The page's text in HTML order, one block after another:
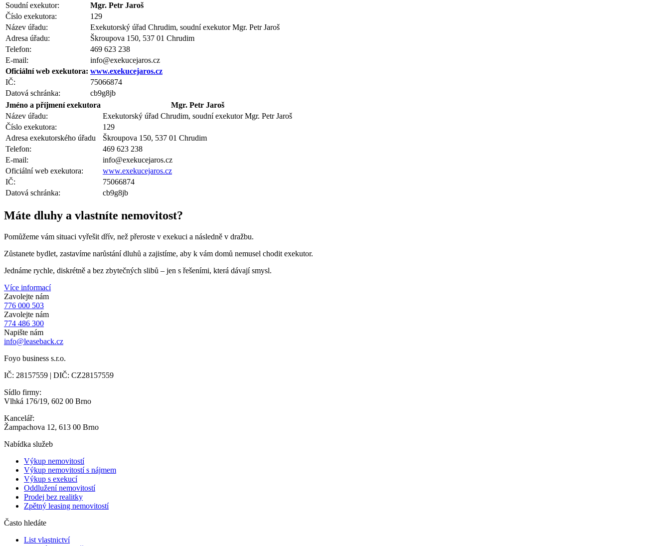
Soudní exekutor:
Mgr. Petr Jaroš
Číslo exekutora:
129
Název úřadu:
Exekutorský úřad Chrudim, soudní exekutor Mgr. Petr Jaroš
Adresa úřadu:
Škroupova 150, 537 01 Chrudim
Telefon:
469 623 238
E-mail:
info@exekucejaros.cz
Oficiální web exekutora: www.exekucejaros.cz
IČ:
75066874
Datová schránka:
cb9g8jb
Jméno a příjmení exekutora
Mgr. Petr Jaroš
Název úřadu:
Exekutorský úřad Chrudim, soudní exekutor Mgr. Petr Jaroš
Číslo exekutora:
129
Adresa exekutorského úřadu
Škroupova 150, 537 01 Chrudim
Telefon:
469 623 238
E-mail:
info@exekucejaros.cz
Oficiální web exekutora:
www.exekucejaros.cz
IČ:
75066874
Datová schránka:
cb9g8jb
Máte dluhy a vlastníte nemovitost?
Pomůžeme vám situaci vyřešit dřív, než přeroste v exekuci a následně v dražbu.
Zůstanete bydlet, zastavíme narůstání dluhů a zajistíme, aby k vám domů nemusel chodit exekutor.
Jednáme rychle, diskrétně a bez zbytečných slibů – jen s řešeními, která dávají smysl.
Více informací
Zavolejte nám
776 000 503
Zavolejte nám
774 486 300
Napište nám
info@leaseback.cz
Foyo business s.r.o.
IČ: 28157559 | DIČ: CZ28157559
Sídlo firmy:
Vlhká 176/19, 602 00 Brno
Kancelář:
Žampachova 12, 613 00 Brno
Nabídka služeb
Výkup nemovitostí
Výkup nemovitostí s nájmem
Výkup s exekucí
Oddlužení nemovitostí
Prodej bez realitky
Zpětný leasing nemovitostí
Často hledáte
List vlastnictví